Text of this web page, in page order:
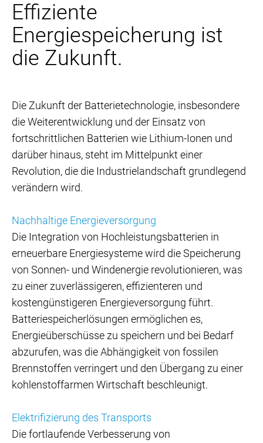
Effiziente
Energiespeicherung ist
die Zukunft.
Die Zukunft der Batterietechnologie, insbesondere
die Weiterentwicklung und der Einsatz von
fortschrittlichen Batterien wie Lithium-Ionen und
darüber hinaus, steht im Mittelpunkt einer
Revolution, die die Industrielandschaft grundlegend
verändern wird.
Nachhaltige Energieversorgung
Die Integration von Hochleistungsbatterien in
erneuerbare Energiesysteme wird die Speicherung
von Sonnen- und Windenergie revolutionieren, was
zu einer zuverlässigeren, effizienteren und
kostengünstigeren Energieversorgung führt.
Batteriespeicherlösungen ermöglichen es,
Energieüberschüsse zu speichern und bei Bedarf
abzurufen, was die Abhängigkeit von fossilen
Brennstoffen verringert und den Übergang zu einer
kohlenstoffarmen Wirtschaft beschleunigt.
Elektrifizierung des Transports
Die fortlaufende Verbesserung von